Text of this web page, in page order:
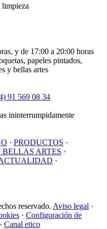
y de 17:00 a 20:00 horas
papeles pintados,
y bellas artes
91 569 08 34
ininterrumpidamente
· PRODUCTOS ·
ARTES ·
·
reservado. Aviso legal ·
· Configuración de
· Canal etico